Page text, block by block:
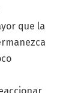
que la